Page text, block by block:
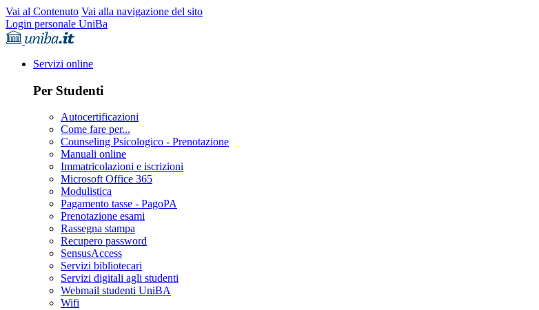
Vai al Contenuto Vai alla navigazione del sito
Login personale UniBa
Servizi online
Per Studenti
Autocertificazioni
Come fare per...
Counseling Psicologico - Prenotazione
Manuali online
Immatricolazioni e iscrizioni
Microsoft Office 365
Modulistica
Pagamento tasse - PagoPA
Prenotazione esami
Rassegna stampa
Recupero password
SensusAccess
Servizi bibliotecari
Servizi digitali agli studenti
Webmail studenti UniBA
Wifi